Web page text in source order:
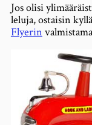
Jos olisi
leluja, ostaisin
Flyerin